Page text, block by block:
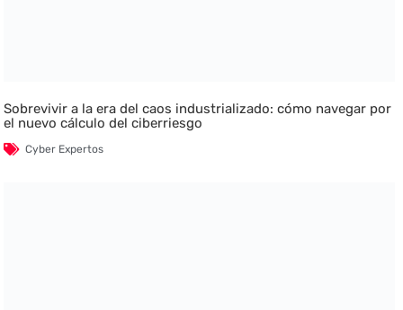
Sobrevivir a la era del caos industrializado: cómo navegar por
el nuevo cálculo del ciberriesgo
Cyber Expertos